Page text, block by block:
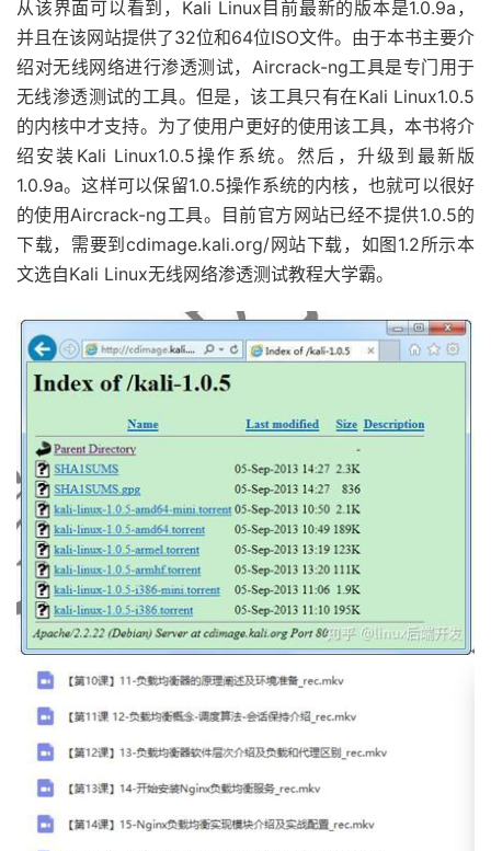
从该界面可以看到，Kali Linux目前最新的版本是1.0.9a，
并且在该网站提供了32位和64位ISO文件。由于本书主要介
绍对无线网络进行渗透测试，Aircrack-ng工具是专门用于
无线渗透测试的工具。但是，该工具只有在Kali Linux1.0.5
的内核中才支持。为了使用户更好的使用该工具，本书将介
绍安装Kali Linux1.0.5操作系统。然后，升级到最新版
1.0.9a。这样可以保留1.0.5操作系统的内核，也就可以很好
的使用Aircrack-ng工具。目前官方网站已经不提供1.0.5的
下载，需要到cdimage.kali.org/网站下载，如图1.2所示本
文选自Kali Linux无线网络渗透测试教程大学霸。